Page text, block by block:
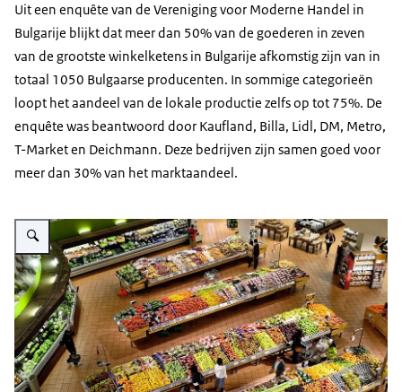
Uit een enquête van de Vereniging voor Moderne Handel in
Bulgarije blijkt dat meer dan 50% van de goederen in zeven
van de grootste winkelketens in Bulgarije afkomstig zijn van in
totaal 1050 Bulgaarse producenten. In sommige categorieën
loopt het aandeel van de lokale productie zelfs op tot 75%. De
enquête was beantwoord door Kaufland, Billa, Lidl, DM, Metro,
T-Market en Deichmann. Deze bedrijven zijn samen goed voor
meer dan 30% van het marktaandeel.
Vergroot afbeelding supermarket aerial view